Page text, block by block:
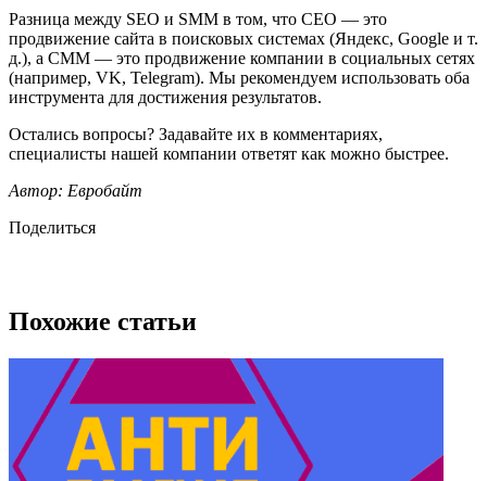
Разница между SEO и SMM в том, что СЕО — это
продвижение сайта в поисковых системах (Яндекс, Google и т.
д.), а СММ — это продвижение компании в социальных сетях
(например, VK, Telegram). Мы рекомендуем использовать оба
инструмента для достижения результатов.
Остались вопросы? Задавайте их в комментариях,
специалисты нашей компании ответят как можно быстрее.
Автор: Евробайт
Поделиться
Похожие статьи